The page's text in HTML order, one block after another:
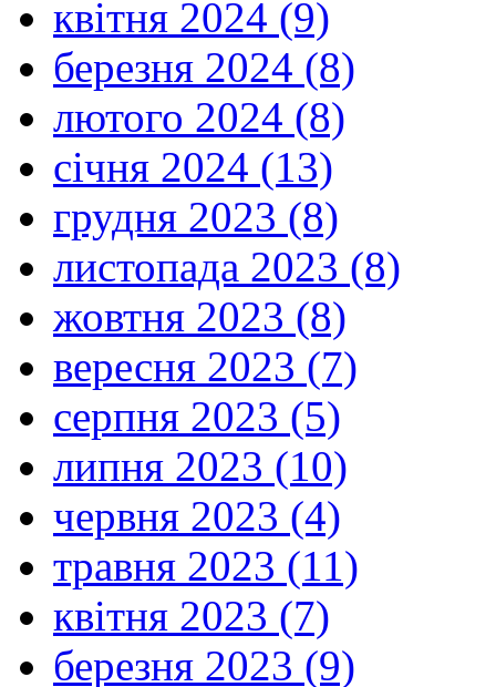
квітня 2024 (9)
березня 2024 (8)
лютого 2024 (8)
січня 2024 (13)
грудня 2023 (8)
листопада 2023 (8)
жовтня 2023 (8)
вересня 2023 (7)
серпня 2023 (5)
липня 2023 (10)
червня 2023 (4)
травня 2023 (11)
квітня 2023 (7)
березня 2023 (9)